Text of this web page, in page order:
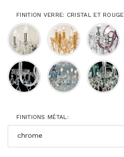
FINITION VERRE: CRISTAL ET ROUGE
FINITIONS MÉTAL: